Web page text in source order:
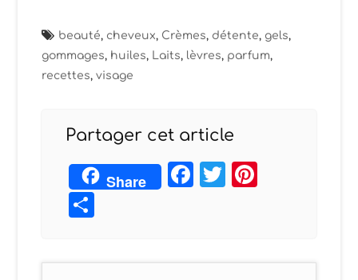
beauté, cheveux, Crèmes, détente, gels,
gommages, huiles, Laits, lèvres, parfum,
recettes,visage
Partager cet article
Share Facebook
Twitter